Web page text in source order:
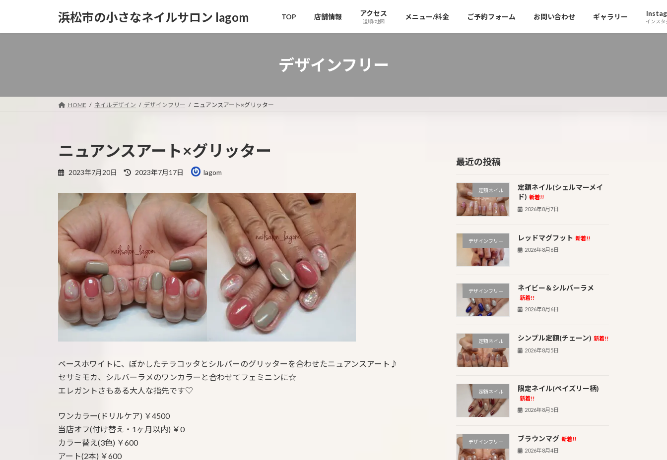
浜松市の小さなネイルサロン lagom TOP 店舗情報 アクセス
道順/地図
メニュー/料金 ご予約フォーム お問い合わせ ギャラリー
インスタ
デザインフリー
HOME ネイルデザイン デザインフリー ニュアンスアート×グリッター
ニュアンスアート×グリッター
2023年7月20日
最
新
日
2023年7月17日 lagom
ベースホワイトに、ぼかしたテラコッタとシルバーのグリッターを合わせたニュアンスアート♪
セサミモカ、シルバーラメのワンカラーと合わせてフェミニンに☆
エレガントさもある大人な指先です♡
ワンカラー(ドリルケア) ￥4500
当店オフ(付け替え・1ヶ月以内) ￥0
カラー替え(3色) ￥600
アート(2本) ￥600
最近の投稿
定額ネイル
定額ネイル(シェルマーメイ
ド) 新着!!
2026年8月7日
デザインフリー レッドマグフット 新着!!
2026年8月6日
デザインフリー ネイビー＆シルバーラメ
新着!!
2026年8月6日
定額ネイル シンプル定額(チェーン) 新着!!
2026年8月5日
定額ネイル 限定ネイル(ペイズリー柄)
新着!!
2026年8月5日
デザインフリー ブラウンマグ 新着!!
2026年8月4日